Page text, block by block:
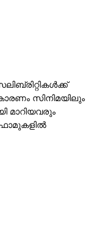
സിനിമയിലും
മാറിയവരും